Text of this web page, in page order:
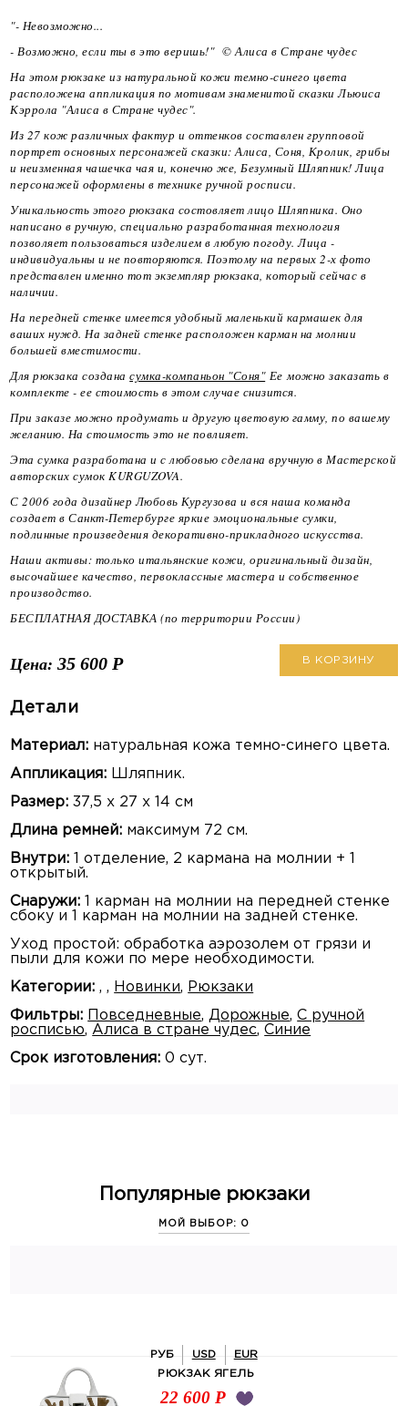
"- Невозможно...
- Возможно, если ты в это веришь!" ©️ Алиса в Стране чудес
На этом рюкзаке из натуральной кожи темно-синего цвета
расположена аппликация по мотивам знаменитой сказки Льюиса
Кэррола "Алиса в Стране чудес".
Из 27 кож различных фактур и оттенков составлен групповой
портрет основных персонажей сказки: Алиса, Соня, Кролик, грибы
и неизменная чашечка чая и, конечно же, Безумный Шляпник! Лица
персонажей оформлены в технике ручной росписи.
Уникальность этого рюкзака состовляет лицо Шляпника. Оно
написано в ручную, специально разработанная технология
позволяет пользоваться изделием в любую погоду. Лица -
индивидуальны и не повторяются. Поэтому на первых 2-х фото
представлен именно тот экземпляр рюкзака, который сейчас в
наличии.
На передней стенке имеется удобный маленький кармашек для
ваших нужд. На задней стенке расположен карман на молнии
большей вместимости.
Для рюкзака созданасумка-компаньон "Соня"Ее можно заказать в
комплекте - ее стоимость в этом случае снизится.
При заказе можно продумать и другую цветовую гамму, по вашему
желанию. На стоимость это не повлияет.
Эта сумка разработана и с любовью сделана вручную в Мастерской
авторских сумок KURGUZOVA.
С 2006 года дизайнер Любовь Кургузова и вся наша команда
создает в Санкт-Петербурге яркие эмоциональные сумки,
подлинные произведения декоративно-прикладного искусства.
Наши активы: только итальянские кожи, оригинальный дизайн,
высочайшее качество, первоклассные мастера и собственное
производство.
БЕСПЛАТНАЯ ДОСТАВКА (по территории России)
Цена: 35 600 Р В КОРЗИНУ
Детали
Материал: натуральная кожа темно-синего цвета.
Аппликация: Шляпник.
Размер:37,5 х 27 х 14 см
Длина ремней: максимум 72 см.
Внутри: 1 отделение, 2 кармана на молнии + 1
открытый.
Снаружи: 1 карман на молнии на передней стенке
сбоку и 1 карман на молнии на задней стенке.
Уход простой: обработка аэрозолем от грязи и
пыли для кожи по мере необходимости.
Категории: ,, Новинки, Рюкзаки
Фильтры: Повседневные, Дорожные,С ручной
росписью, Алиса в стране чудес,Синие
Срок изготовления: 0 сут.
Популярные рюкзаки
РУБ USD EUR
МОЙ ВЫБОР: 0
РЮКЗАК ЯГЕЛЬ
22 600 Р